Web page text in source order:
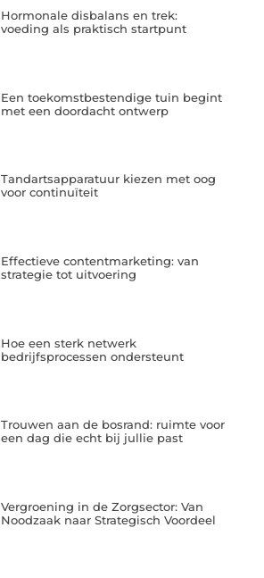
Hormonale disbalans en trek:
voeding als praktisch startpunt
Een toekomstbestendige tuin begint
met een doordacht ontwerp
Tandartsapparatuur kiezen met oog
voor continuïteit
Effectieve contentmarketing: van
strategie tot uitvoering
Hoe een sterk netwerk
bedrijfsprocessen ondersteunt
Trouwen aan de bosrand: ruimte voor
een dag die echt bij jullie past
Vergroening in de Zorgsector: Van
Noodzaak naar Strategisch Voordeel